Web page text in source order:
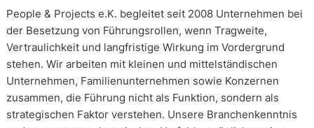
People & Projects e.K. begleitet seit 2008 Unternehmen bei
der Besetzung von Führungsrollen, wenn Tragweite,
Vertraulichkeit und langfristige Wirkung im Vordergrund
stehen. Wir arbeiten mit kleinen und mittelständischen
Unternehmen, Familienunternehmen sowie Konzernen
zusammen, die Führung nicht als Funktion, sondern als
strategischen Faktor verstehen. Unsere Branchenkenntnis